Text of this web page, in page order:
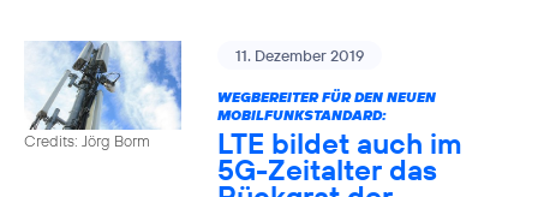
Credits: Jörg Borm
11. Dezember 2019
WEGBEREITER FÜR DEN NEUEN
MOBILFUNKSTANDARD:
LTE bildet auch im
5G-Zeitalter das